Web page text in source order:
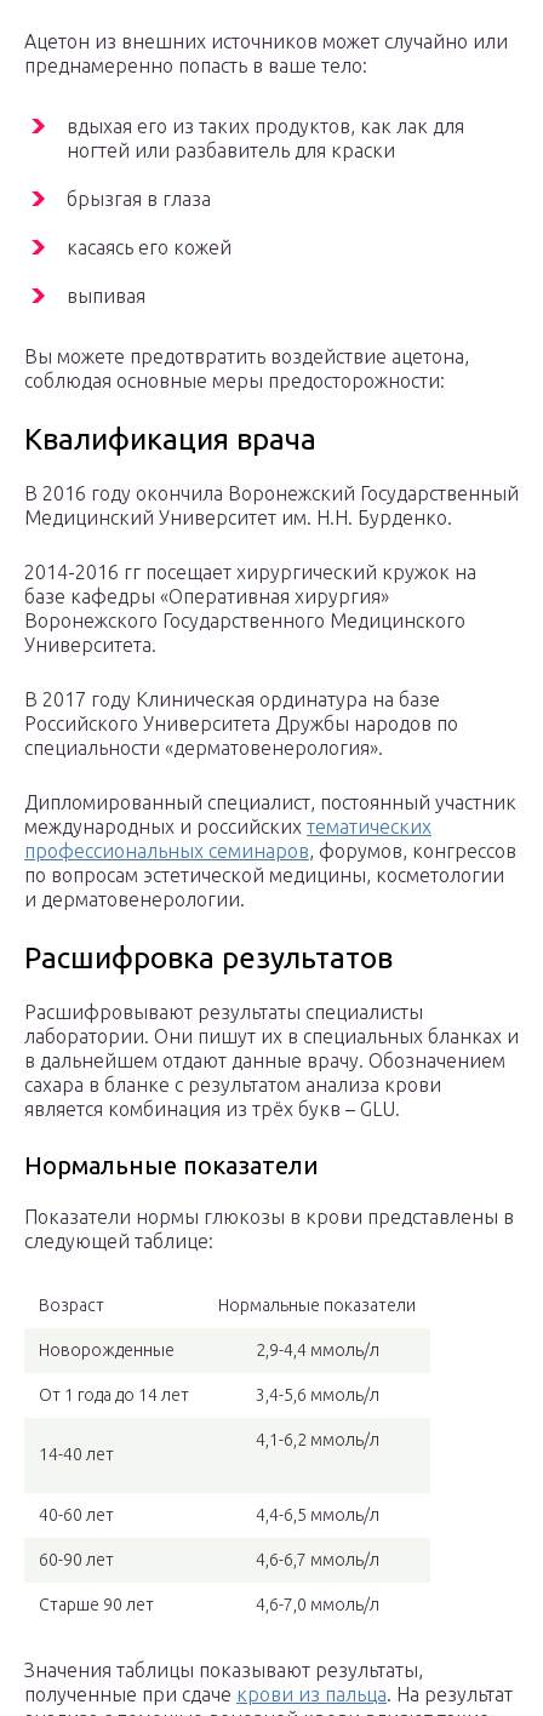
Ацетон из внешних источников может случайно или
преднамеренно попасть в ваше тело:
вдыхая его из таких продуктов, как лак для
ногтей или разбавитель для краски
брызгая в глаза
касаясь его кожей
выпивая
Вы можете предотвратить воздействие ацетона,
соблюдая основные меры предосторожности:
Квалификация врача
В 2016 году окончила Воронежский Государственный
Медицинский Университет им. Н.Н. Бурденко.
2014-2016 гг посещает хирургический кружок на
базе кафедры «Оперативная хирургия»
Воронежского Государственного Медицинского
Университета.
В 2017 году Клиническая ординатура на базе
Российского Университета Дружбы народов по
специальности «дерматовенерология».
Дипломированный специалист, постоянный участник
международных и российских тематических
профессиональных семинаров, форумов, конгрессов
по вопросам эстетической медицины, косметологии
и дерматовенерологии.
Расшифровка результатов
Расшифровывают результаты специалисты
лаборатории. Они пишут их в специальных бланках и
в дальнейшем отдают данные врачу. Обозначением
сахара в бланке с результатом анализа крови
является комбинация из трёх букв – GLU.
Нормальные показатели
Показатели нормы глюкозы в крови представлены в
следующей таблице:
Возраст Нормальные показатели
Новорожденные 2,9-4,4 ммоль/л
От 1 года до 14 лет 3,4-5,6 ммоль/л
14-40 лет
4,1-6,2 ммоль/л
40-60 лет 4,4-6,5 ммоль/л
60-90 лет 4,6-6,7 ммоль/л
Старше 90 лет 4,6-7,0 ммоль/л
Значения таблицы показывают результаты,
полученные при сдаче крови из пальца. На результат